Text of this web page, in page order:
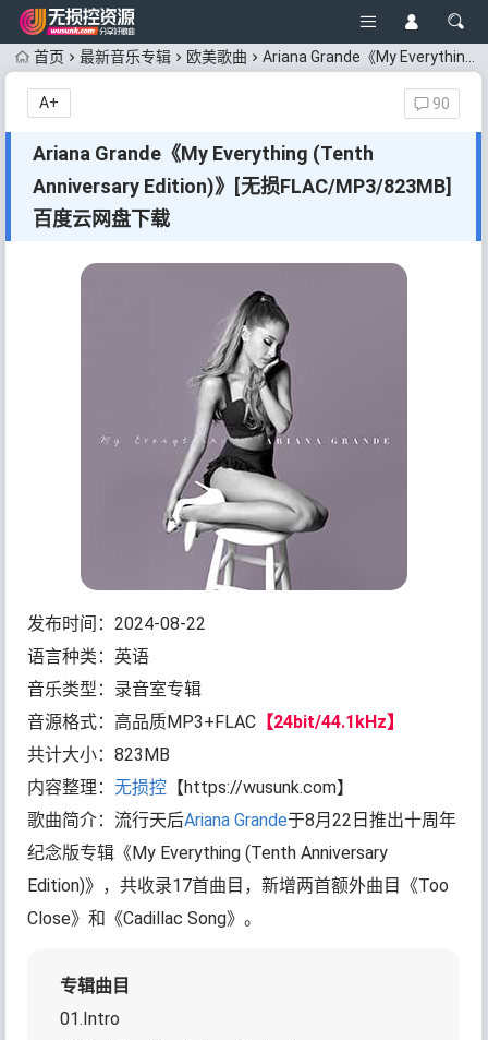
首页 最新音乐专辑 欧美歌曲 Ariana Grande《My Everything (Tenth Anniversary Edition)》[无损FLAC/MP3/823MB]百度云网盘下载
Ariana Grande《My Everything (Tenth
Anniversary Edition)》[无损FLAC/MP3/823MB]
百度云网盘下载
90
A+
发布时间：2024-08-22
语言种类：英语
音乐类型：录音室专辑
音源格式：高品质MP3+FLAC 【24bit/44.1kHz】
共计大小：823MB
内容整理：无损控 【https://wusunk.com】
歌曲简介：流行天后Ariana Grande于8月22日推出十周年
纪念版专辑《My Everything (Tenth Anniversary
Edition)》，共收录17首曲目，新增两首额外曲目《Too
Close》和《Cadillac Song》。
专辑曲目
01.Intro